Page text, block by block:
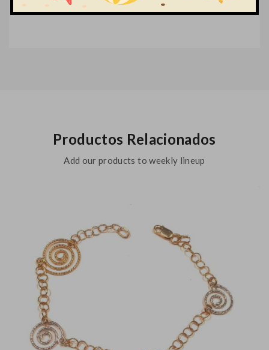
Productos Relacionados
Add our products to weekly lineup